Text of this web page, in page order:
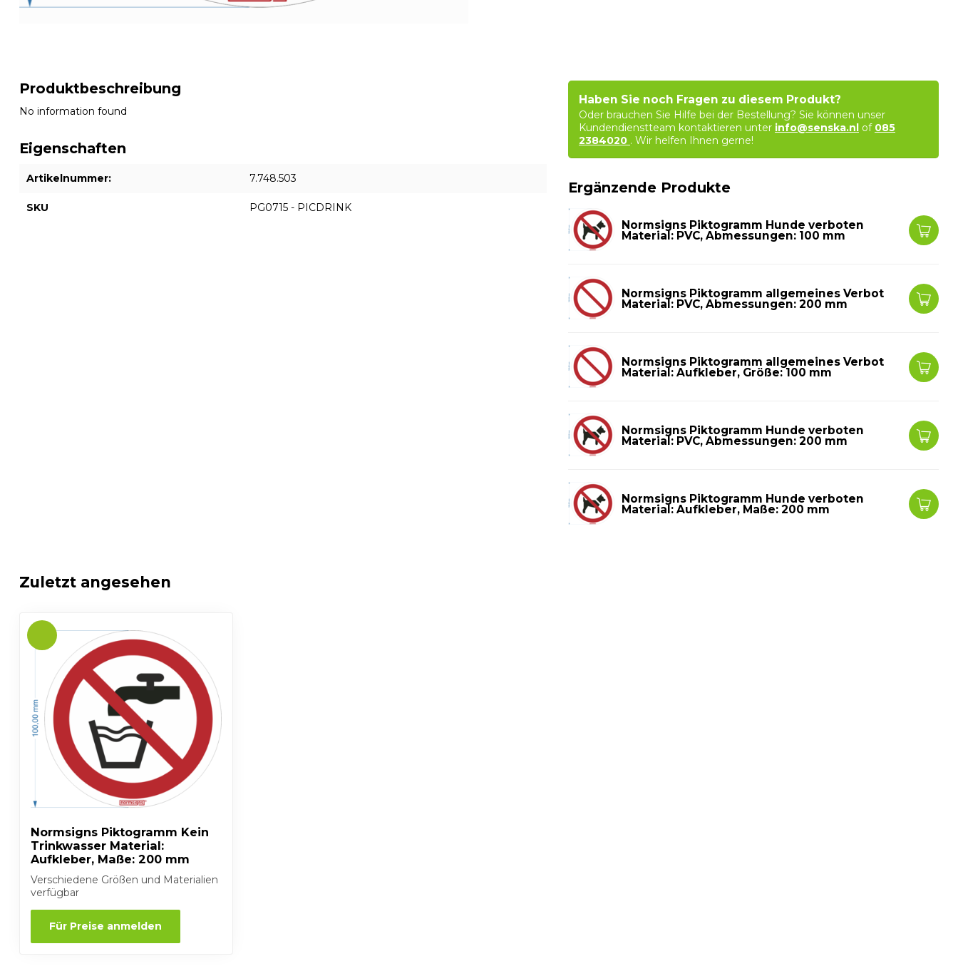
Produktbeschreibung
No information found
Eigenschaften
Artikelnummer: 7.748.503
SKU PG0715 - PICDRINK
Haben Sie noch Fragen zu diesem Produkt?
Oder brauchen Sie Hilfe bei der Bestellung? Sie können unser
Kundendienstteam kontaktieren unter info@senska.nl of 085
2384020 . Wir helfen Ihnen gerne!
Ergänzende Produkte
Normsigns Piktogramm Hunde verboten
Material: PVC, Abmessungen: 100 mm
Normsigns Piktogramm allgemeines Verbot
Material: PVC, Abmessungen: 200 mm
Normsigns Piktogramm allgemeines Verbot
Material: Aufkleber, Größe: 100 mm
Normsigns Piktogramm Hunde verboten
Material: PVC, Abmessungen: 200 mm
Normsigns Piktogramm Hunde verboten
Material: Aufkleber, Maße: 200 mm
Zuletzt angesehen
Normsigns Piktogramm Kein
Trinkwasser Material:
Aufkleber, Maße: 200 mm
Verschiedene Größen und Materialien
verfügbar
Für Preise anmelden